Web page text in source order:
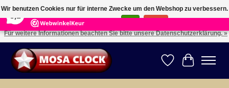
164 Reviews ×
Kies uw taal: NL -- Wählen Sie ihre Sprache: DE -- Choose your language: EN ⇓ ⇒
Wunschzettel
Ihr
Wir benutzen Cookies nur für interne Zwecke um den Webshop zu verbessern.
Ist das in Ordnung?
Für weitere Informationen beachten Sie bitte unsere Datenschutzerklärung. »